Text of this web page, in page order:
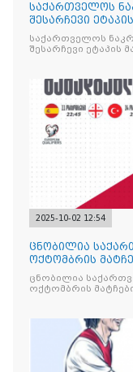
საქართველოს
შესარჩევი
საქართველოს
შესარჩევი ეტაპის
2025-10-02 12:54
ცნობილია
ოქტომბრის
ცნობილია
ოქტომბრის